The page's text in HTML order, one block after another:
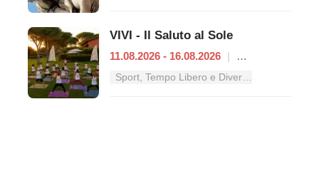
VIVI - Il Saluto al Sole
11.08.2026 - 16.08.2026 |